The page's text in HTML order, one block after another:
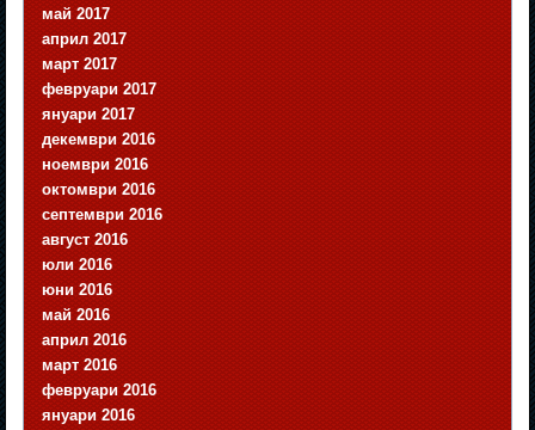
май 2017
април 2017
март 2017
февруари 2017
януари 2017
декември 2016
ноември 2016
октомври 2016
септември 2016
август 2016
юли 2016
юни 2016
май 2016
април 2016
март 2016
февруари 2016
януари 2016